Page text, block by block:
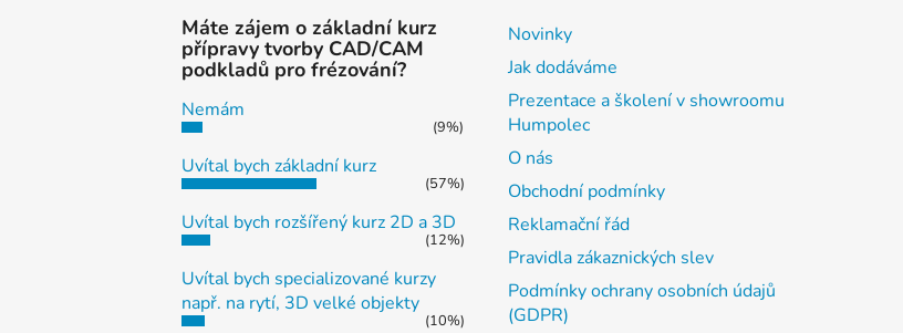
Máte zájem o základní kurz
přípravy tvorby CAD/CAM
podkladů pro frézování?
Nemám
(9%)
Uvítal bych základní kurz
(57%)
Uvítal bych rozšířený kurz 2D a 3D
(12%)
Uvítal bych specializované kurzy
např. na rytí, 3D velké objekty
(10%)
Novinky
Jak dodáváme
Prezentace a školení v showroomu
Humpolec
O nás
Obchodní podmínky
Reklamační řád
Pravidla zákaznických slev
Podmínky ochrany osobních údajů
(GDPR)